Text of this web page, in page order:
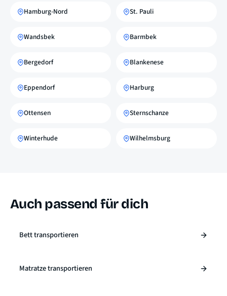
Hamburg-Nord St. Pauli
Wandsbek Barmbek
Bergedorf Blankenese
Eppendorf Harburg
Ottensen Sternschanze
Winterhude Wilhelmsburg
Auch passend für dich
Bett transportieren
Matratze transportieren